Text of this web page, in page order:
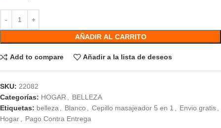
AÑADIR AL CARRITO
Add to compare Añadir a la lista de deseos
SKU: 22082
Categorías: HOGAR
BELLEZA
Etiquetas: belleza Blanco Cepillo masajeador 5 en 1 Envio gratis
Hogar
Pago Contra Entrega